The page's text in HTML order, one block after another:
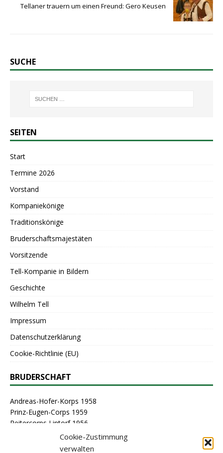
Cookie-Zustimmung
verwalten
Tellaner trauern um einen Freund: Gero Keusen
SUCHE
SEITEN
Start
Termine 2026
Vorstand
Kompaniekönige
Traditionskönige
Bruderschaftsmajestäten
Vorsitzende
Tell-Kompanie in Bildern
Geschichte
Wilhelm Tell
Impressum
Datenschutzerklärung
Cookie-Richtlinie (EU)
BRUDERSCHAFT
Andreas-Hofer-Korps 1958
Prinz-Eugen-Corps 1959
Reitercorps Lintorf 1956
St. Georg-Corps 1963
St. Lambertus-Corps 1976